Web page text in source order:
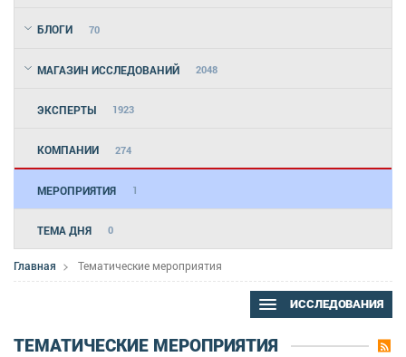
БЛОГИ 70
МАГАЗИН ИССЛЕДОВАНИЙ 2048
ЭКСПЕРТЫ 1923
КОМПАНИИ 274
МЕРОПРИЯТИЯ 1
ТЕМА ДНЯ 0
Главная Тематические мероприятия
ИССЛЕДОВАНИЯ
ТЕМАТИЧЕСКИЕ МЕРОПРИЯТИЯ